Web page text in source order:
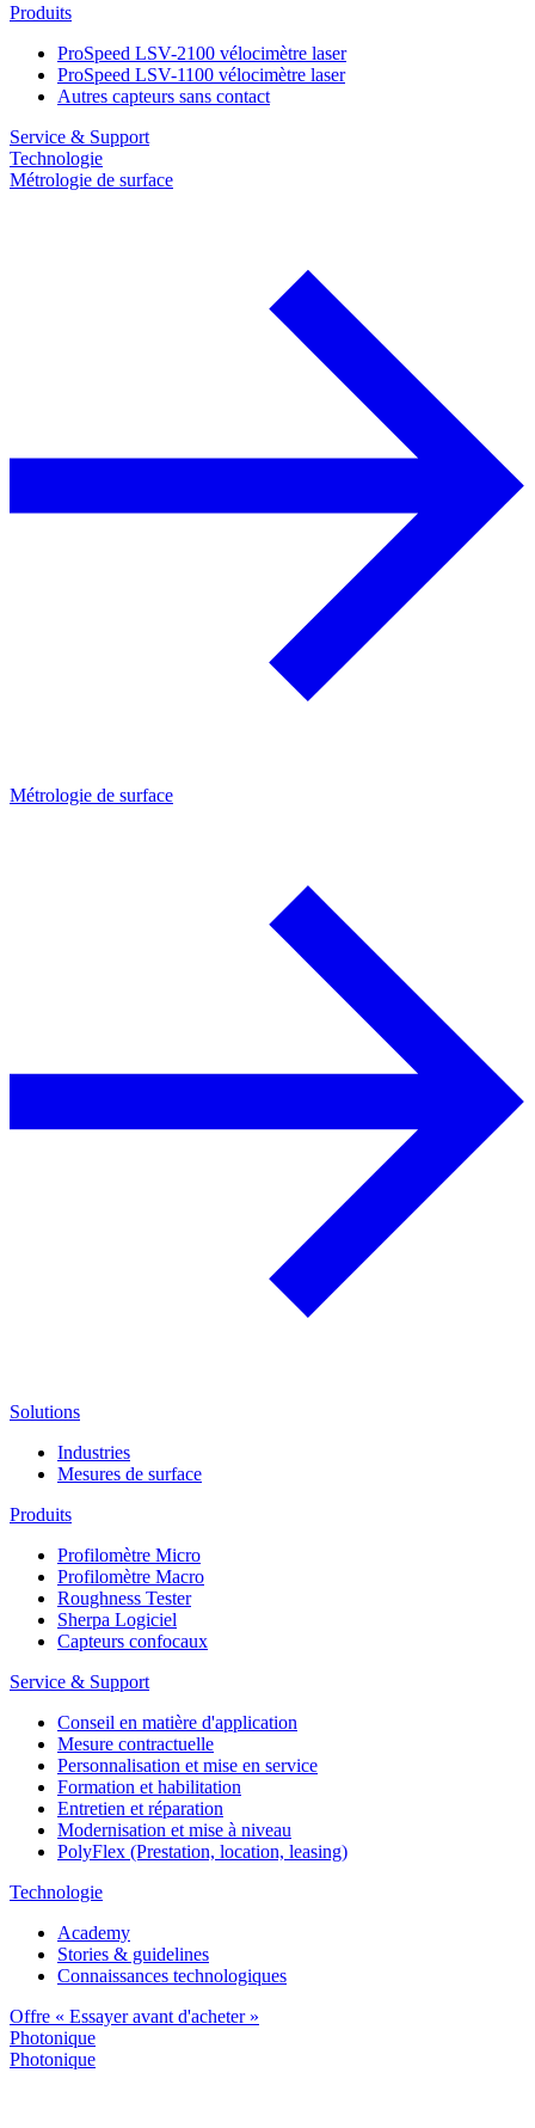
Produits
ProSpeed LSV-2100 vélocimètre laser
ProSpeed LSV-1100 vélocimètre laser
Autres capteurs sans contact
Service & Support
Technologie
Métrologie de surface
Métrologie de surface
Solutions
Industries
Mesures de surface
Produits
Profilomètre Micro
Profilomètre Macro
Roughness Tester
Sherpa Logiciel
Capteurs confocaux
Service & Support
Conseil en matière d'application
Mesure contractuelle
Personnalisation et mise en service
Formation et habilitation
Entretien et réparation
Modernisation et mise à niveau
PolyFlex (Prestation, location, leasing)
Technologie
Academy
Stories & guidelines
Connaissances technologiques
Offre « Essayer avant d'acheter »
Photonique
Photonique